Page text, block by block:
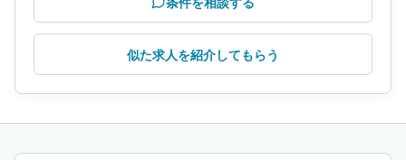
似た求人を紹介してもらう